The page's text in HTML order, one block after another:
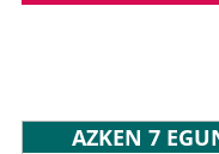
AZKEN 7